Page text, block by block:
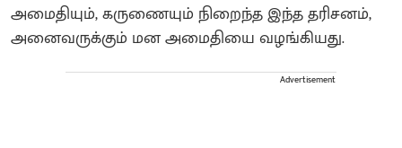
அமைதியும், கருணையும் நிறைந்த இந்த தரிசனம்,
அனைவருக்கும் மன அமைதியை வழங்கியது.
Advertisement